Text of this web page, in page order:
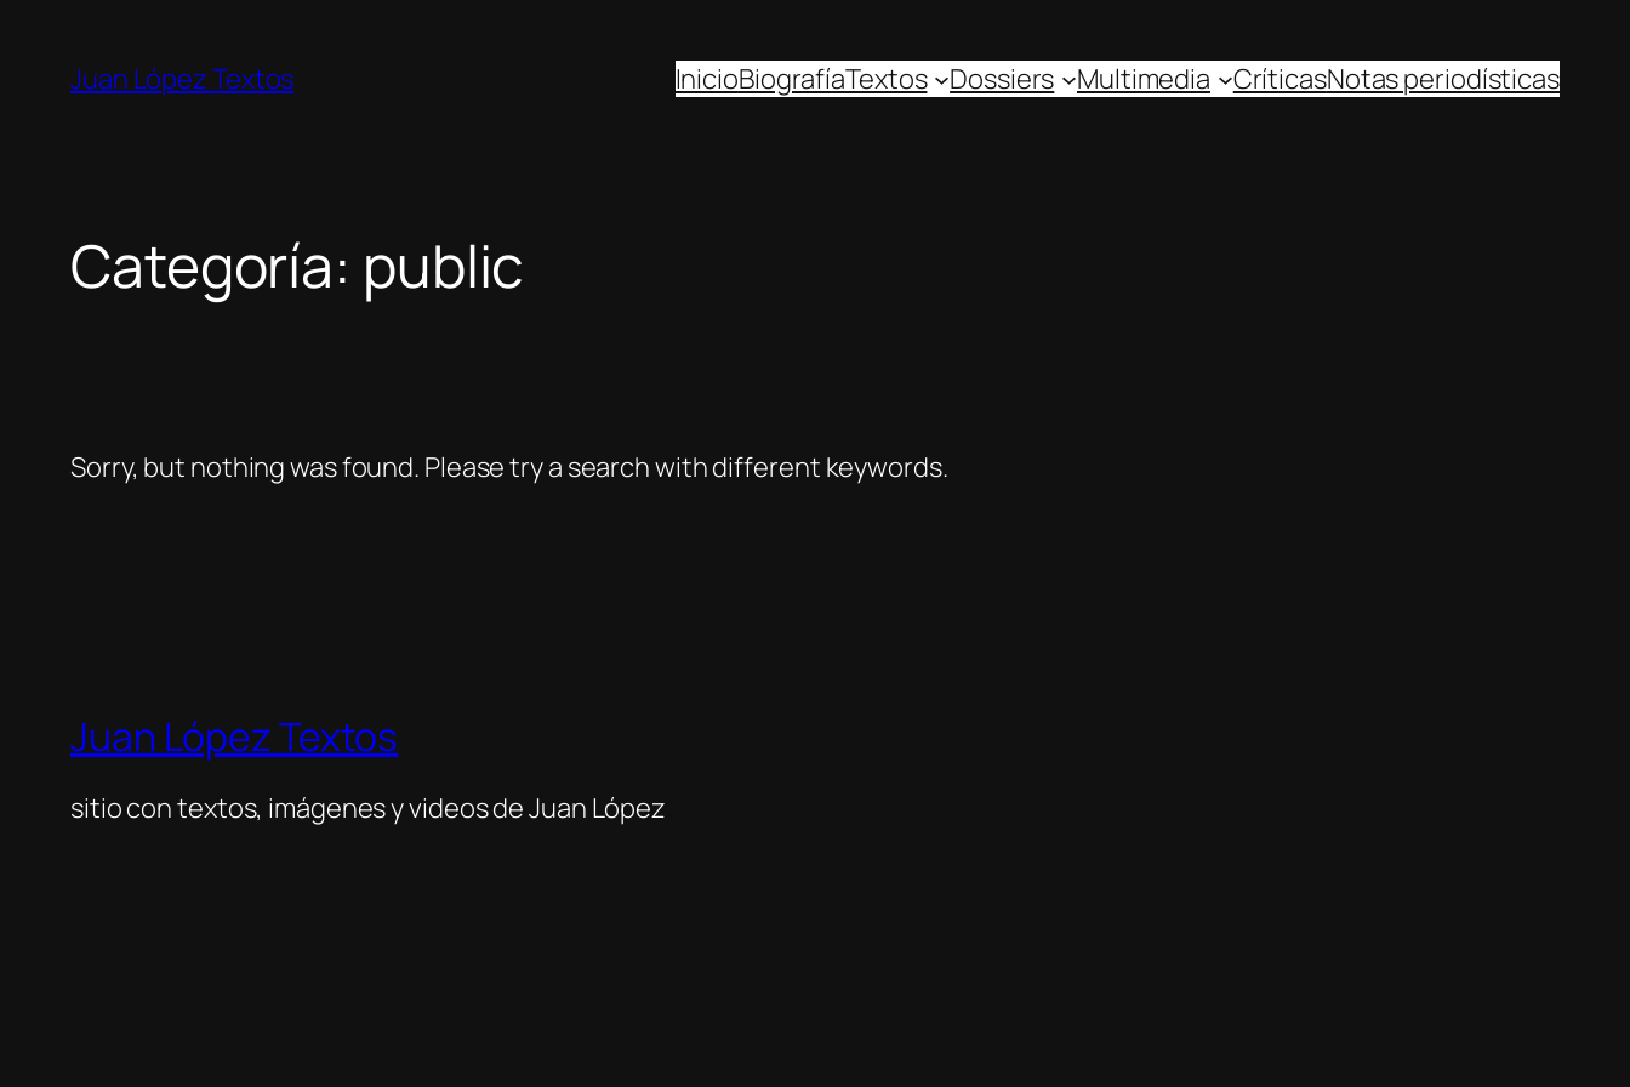
contenido
Juan López Textos InicioBiografíaTextos Dossiers Multimedia CríticasNotas periodísticas
Categoría: public
Sorry, but nothing was found. Please try a search with different keywords.
Juan López Textos
sitio con textos, imágenes y videos de Juan López